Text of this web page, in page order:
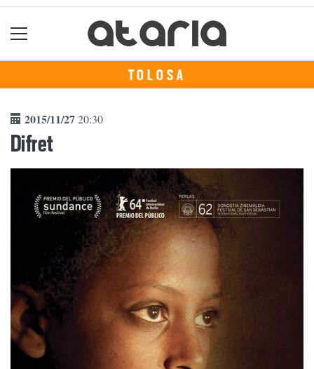
TOLOSA
2015/11/2720:30
Difret